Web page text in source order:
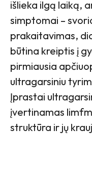
išlieka ilgą laiką,
simptomai –
prakaitavimas,
būtina kreiptis į
pirmiausia
ultragarsiniu
Įprastai
įvertinamas
struktūra ir jų